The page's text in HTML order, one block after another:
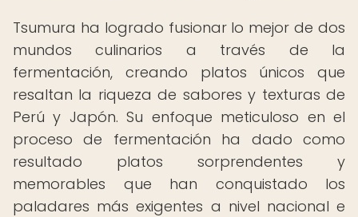
Tsumura ha logrado fusionar lo mejor de dos
mundos culinarios a través de la
fermentación, creando platos únicos que
resaltan la riqueza de sabores y texturas de
Perú y Japón. Su enfoque meticuloso en el
proceso de fermentación ha dado como
resultado platos sorprendentes y
memorables que han conquistado los
paladares más exigentes a nivel nacional e